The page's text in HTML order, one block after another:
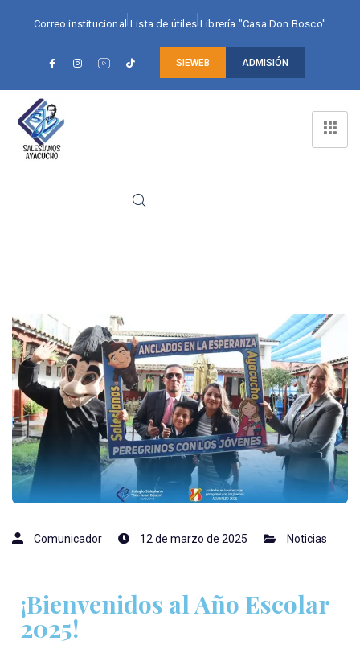
Correo institucional Lista de útiles Librería "Casa Don Bosco"
SIEWEB ADMISIÓN
Comunicador 12 de marzo de 2025 Noticias
¡Bienvenidos al Año Escolar
2025!